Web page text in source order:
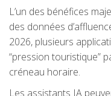
L’un des bénéfices
des données
2026, plusieurs
“pression touristique”
créneau horaire.
Les assistants IA